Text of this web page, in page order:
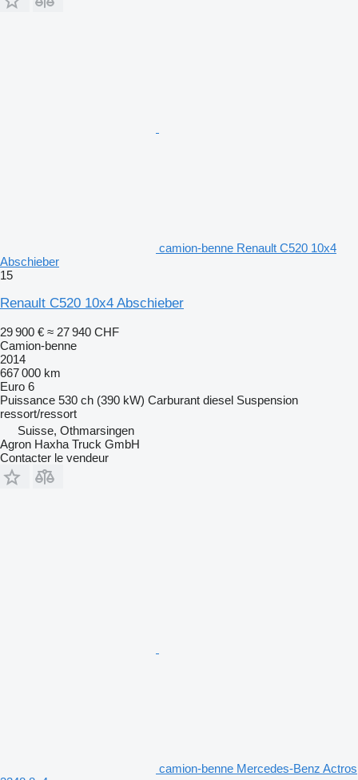
camion-benne Renault C520 10x4
Abschieber
15
Renault C520 10x4 Abschieber
29 900 € ≈ 27 940 CHF
Camion-benne
2014
667 000 km
Euro 6
Puissance 530 ch (390 kW) Carburant diesel Suspension
ressort/ressort
Suisse, Othmarsingen
Agron Haxha Truck GmbH
Contacter le vendeur
camion-benne Mercedes-Benz Actros